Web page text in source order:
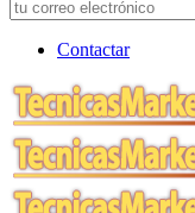
Contactar